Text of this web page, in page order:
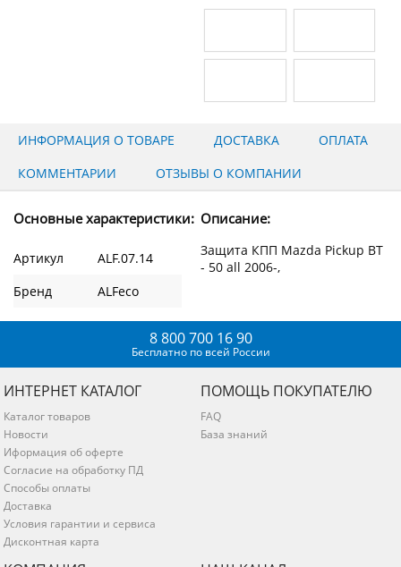
ИНФОРМАЦИЯ О ТОВАРЕ ДОСТАВКА
ОПЛАТА
КОММЕНТАРИИ
ОТЗЫВЫ О КОМПАНИИ
Основные характеристики:
Артикул
ALF.07.14
Бренд
ALFeco
Описание:
Защита КПП Mazda Pickup BT
- 50 all 2006-,
8 800 700 16 90
Бесплатно по всей России
ИНТЕРНЕТ КАТАЛОГ
Каталог товаров
Новости
Иформация об оферте
Согласие на обработку ПД
Способы оплаты
Доставка
Условия гарантии и сервиса
Дисконтная карта
ПОМОЩЬ ПОКУПАТЕЛЮ
FAQ
База знаний